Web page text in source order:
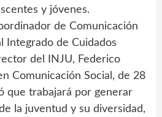
y jóvenes.
de Comunicación
Integrado de Cuidados
del INJU, Federico
Comunicación Social, de 28
que trabajará por generar
la juventud y su diversidad,